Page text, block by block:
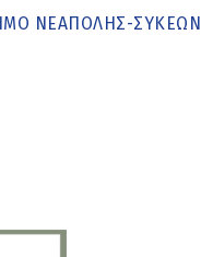
ΝΕΆΠΟΛΗΣ-ΣΥΚΕΏΝ